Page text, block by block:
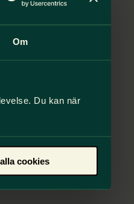
Om
Du kan när
cookies